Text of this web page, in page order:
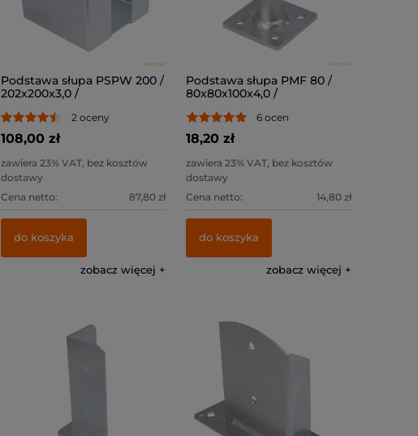
Podstawa słupa PSPW 200 /
202x200x3,0 /
2 oceny
108,00 zł
zawiera 23% VAT, bez kosztów
dostawy
Cena netto:
87,80 zł
do koszyka
zobacz więcej
Podstawa słupa PMF 80 /
80x80x100x4,0 /
6 ocen
18,20 zł
zawiera 23% VAT, bez kosztów
dostawy
Cena netto:
14,80 zł
do koszyka
zobacz więcej